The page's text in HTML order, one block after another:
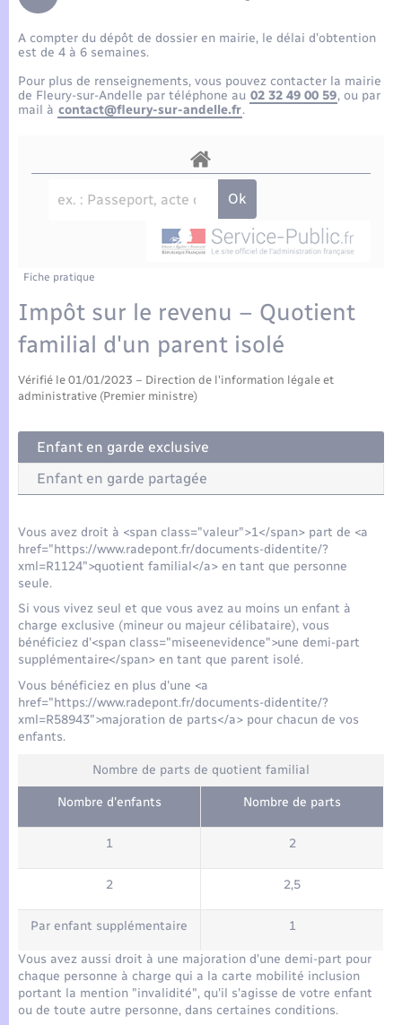
Compétences
Plan interactif
Publications
La Communauté de communes
Etat-civil - Papiers - Citoyenneté
Mariage – PACS
Parrainage civil
Logement - Urbanisme
Nouvel habitant
Organisation d’événement
Sécurité - Prévention
Transports
Transports scolaires
Travaux - Autorisation d’occupation de l’espace
public
A compter du dépôt de dossier en mairie, le délai d’obtention
est de 4 à 6 semaines.
Pour plus de renseignements, vous pouvez contacter la mairie
de Fleury-sur-Andelle par téléphone au 02 32 49 00 59, ou par
mail à contact@fleury-sur-andelle.fr.
Fiche pratique
Impôt sur le revenu – Quotient
familial d'un parent isolé
Vérifié le 01/01/2023 – Direction de l'information légale et
administrative (Premier ministre)
Enfant en garde exclusive
Enfant en garde partagée
Vous avez droit à <span class="valeur">1</span> part de <a
href="https://www.radepont.fr/documents-didentite/?
xml=R1124">quotient familial</a> en tant que personne
seule.
Si vous vivez seul et que vous avez au moins un enfant à
charge exclusive (mineur ou majeur célibataire), vous
bénéficiez d'<span class="miseenevidence">une demi-part
supplémentaire</span> en tant que parent isolé.
Vous bénéficiez en plus d'une <a
href="https://www.radepont.fr/documents-didentite/?
xml=R58943">majoration de parts</a> pour chacun de vos
enfants.
Nombre de parts de quotient familial
Nombre d'enfants Nombre de parts
1 2
2 2,5
Par enfant supplémentaire 1
Vous avez aussi droit à une majoration d'une demi-part pour
chaque personne à charge qui a la carte mobilité inclusion
portant la mention "invalidité", qu'il s'agisse de votre enfant
ou de toute autre personne, dans certaines conditions.